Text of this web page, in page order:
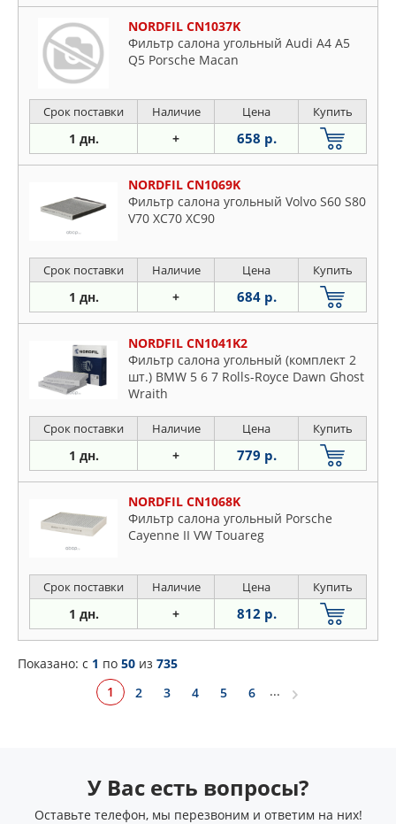
NORDFIL CN1037K
Фильтр салона угольный Audi A4 A5
Q5 Porsche Macan
Срок поставки Наличие Цена Купить
1 дн. + 658 р.
NORDFIL CN1069K
Фильтр салона угольный Volvo S60 S80
V70 XC70 XC90
Срок поставки Наличие Цена Купить
1 дн. + 684 р.
NORDFIL CN1041K2
Фильтр салона угольный (комплект 2
шт.) BMW 5 6 7 Rolls-Royce Dawn Ghost
Wraith
Срок поставки Наличие Цена Купить
1 дн. + 779 р.
NORDFIL CN1068K
Фильтр салона угольный Porsche
Cayenne II VW Touareg
Срок поставки Наличие Цена Купить
1 дн. + 812 р.
Показано: c 1 по 50 из 735
1
2 3 4 5 6 ...
У Вас есть вопросы?
Оставьте телефон, мы перезвоним и ответим на них!